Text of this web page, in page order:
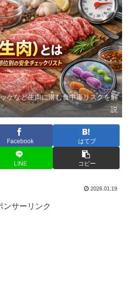
ケなど生肉に潜む食中毒リスクを解
説
Facebook はてブ
LINE コピー
2026.01.19
ンサーリンク